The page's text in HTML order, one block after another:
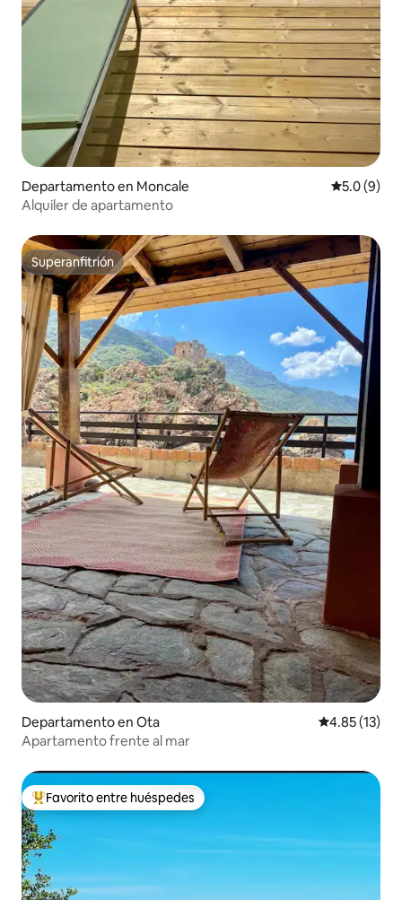
Departamento en Moncale
5.0 (9)
Alquiler de apartamento
Superanfitrión
Superanfitrión
Departamento en Ota Calificación
4.85 (13)
Apartamento frente al mar
De los mejores en Favorito entre huéspedes
Favorito entre huéspedes